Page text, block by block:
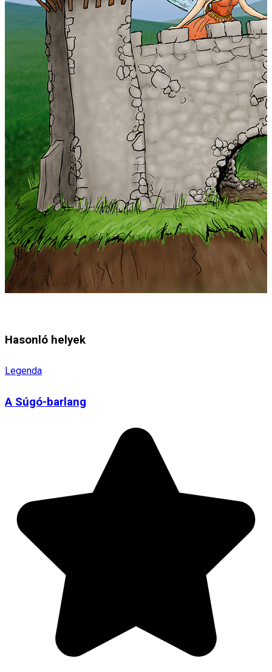
Hasonló helyek
Legenda
A Súgó-barlang